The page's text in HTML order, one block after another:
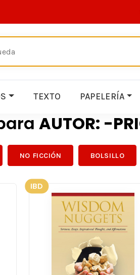
TEXTO PAPELERÍA
AUTOR: -
NO FICCIÓN BOLSILLO
IBD